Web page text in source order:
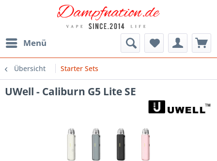
Menü
Übersicht Starter Sets
UWell - Caliburn G5 Lite SE